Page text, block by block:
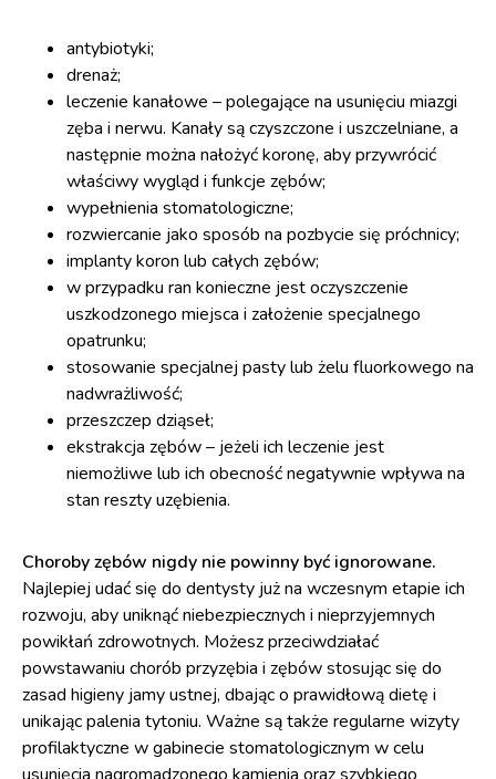
antybiotyki;
drenaż;
leczenie kanałowe – polegające na usunięciu miazgi
zęba i nerwu. Kanały są czyszczone i uszczelniane, a
następnie można nałożyć koronę, aby przywrócić
właściwy wygląd i funkcje zębów;
wypełnienia stomatologiczne;
rozwiercanie jako sposób na pozbycie się próchnicy;
implanty koron lub całych zębów;
w przypadku ran konieczne jest oczyszczenie
uszkodzonego miejsca i założenie specjalnego
opatrunku;
stosowanie specjalnej pasty lub żelu fluorkowego na
nadwrażliwość;
przeszczep dziąseł;
ekstrakcja zębów – jeżeli ich leczenie jest
niemożliwe lub ich obecność negatywnie wpływa na
stan reszty uzębienia.
Choroby zębów nigdy nie powinny być ignorowane.
Najlepiej udać się do dentysty już na wczesnym etapie ich
rozwoju, aby uniknąć niebezpiecznych i nieprzyjemnych
powikłań zdrowotnych. Możesz przeciwdziałać
powstawaniu chorób przyzębia i zębów stosując się do
zasad higieny jamy ustnej, dbając o prawidłową dietę i
unikając palenia tytoniu. Ważne są także regularne wizyty
profilaktyczne w gabinecie stomatologicznym w celu